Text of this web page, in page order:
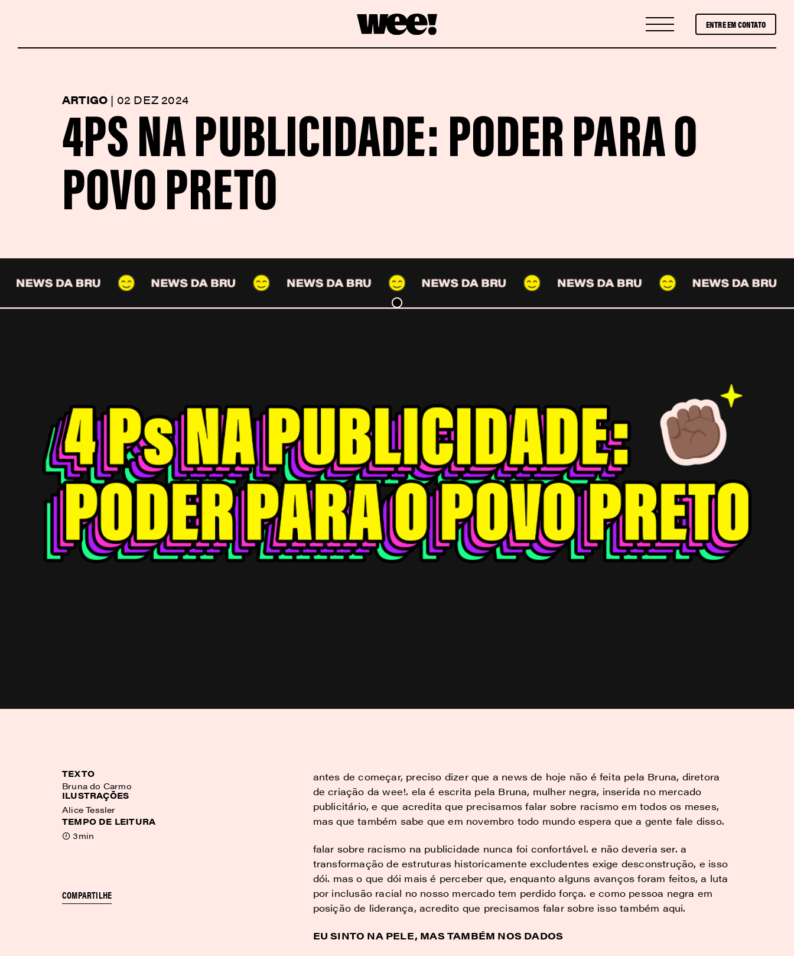
ENTRE EM CONTATO
ARTIGO | 02 DEZ 2024
4PS NA PUBLICIDADE: PODER PARA O
POVO PRETO
TEXTO
Bruna do Carmo
ILUSTRAÇÕES
Alice Tessler
TEMPO DE LEITURA
3min
COMPARTILHE
antes de começar, preciso dizer que a news de hoje não é feita pela Bruna, diretora
de criação da wee!. ela é escrita pela Bruna, mulher negra, inserida no mercado
publicitário, e que acredita que precisamos falar sobre racismo em todos os meses,
mas que também sabe que em novembro todo mundo espera que a gente fale disso.
falar sobre racismo na publicidade nunca foi confortável. e não deveria ser. a
transformação de estruturas historicamente excludentes exige desconstrução, e isso
dói. mas o que dói mais é perceber que, enquanto alguns avanços foram feitos, a luta
por inclusão racial no nosso mercado tem perdido força. e como pessoa negra em
posição de liderança, acredito que precisamos falar sobre isso também aqui.
EU SINTO NA PELE, MAS TAMBÉM NOS DADOS